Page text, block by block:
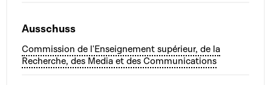
Ausschuss
Commission de l'Enseignement supérieur, de la
Recherche, des Media et des Communications